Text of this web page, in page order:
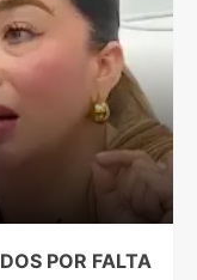
POR FALTA